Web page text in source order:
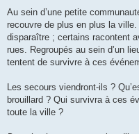
s
a
g
e
Au sein d’une petite
recouvre de plus en plus la
disparaître ; certains racontent
rues. Regroupés au sein d’un
tentent de survivre à ces
Les secours viendront-ils ?
brouillard ? Qui survivra à ces
toute la ville ?